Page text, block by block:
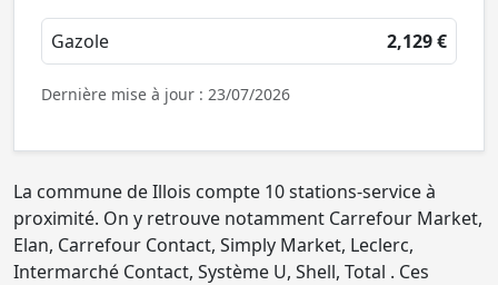
Gazole 2,129 €
Dernière mise à jour : 23/07/2026
La commune de Illois compte 10 stations-service à
proximité. On y retrouve notamment Carrefour Market,
Elan, Carrefour Contact, Simply Market, Leclerc,
Intermarché Contact, Système U, Shell, Total . Ces